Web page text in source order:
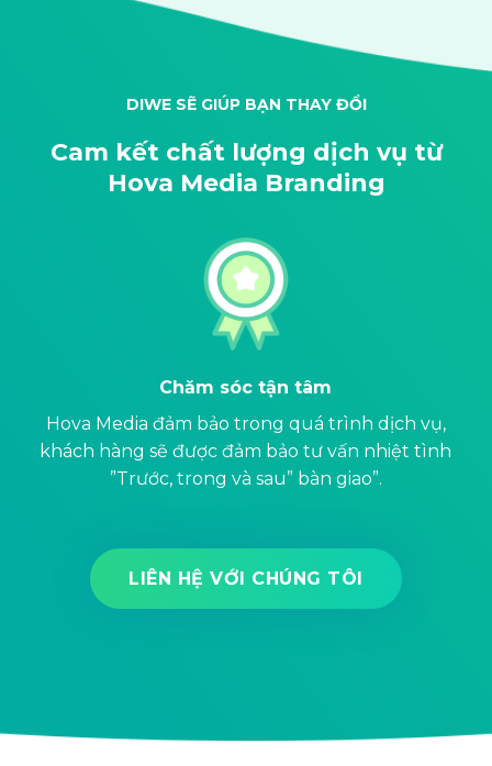
DIWE SẼ GIÚP BẠN THAY ĐỔI
Cam kết chất lượng dịch vụ từ
Hova Media Branding
Chỉnh sửa không giới hạn
Hova Media Không giới hạn số lần chỉnh sửa,
chúng tôi cung cấp dịch vụ tới khi khách hàng
đồng ý với phiên bản thiết kế.
LIÊN HỆ VỚI CHÚNG TÔI